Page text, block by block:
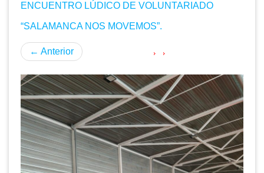
ENCUENTRO LÚDICO DE VOLUNTARIADO
“SALAMANCA NOS MOVEMOS”.
← Anterior